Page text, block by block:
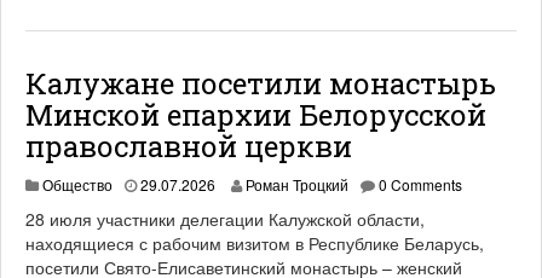
Калужане посетили монастырь
Минской епархии Белорусской
православной церкви
Общество 29.07.2026 Роман Троцкий 0 Comments
28 июля участники делегации Калужской области,
находящиеся с рабочим визитом в Республике Беларусь,
посетили Свято-Елисаветинский монастырь – женский